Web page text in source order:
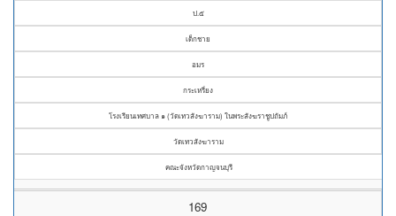
ป.๕
เด็กชาย
อมร
กระเหรี่ยง
โรงเรียนเทศบาล ๑ (วัดเทวสังฆาราม) ในพระสังฆราชูปถัมภ์
วัดเทวสังฆาราม
คณะจังหวัดกาญจนบุรี
169